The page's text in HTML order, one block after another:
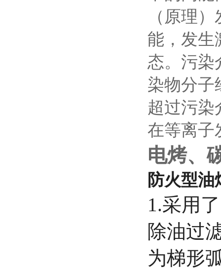
（原理
能，发生
态。污染
染物分子
超过污染
在等离子
电烤、
防火型油
1.采用
除油过
为梯形